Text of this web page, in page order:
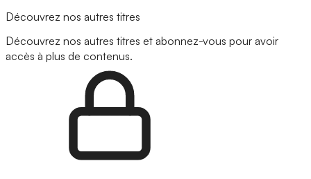
Découvrez nos autres titres
Découvrez nos autres titres et abonnez-vous pour avoir
accès à plus de contenus.